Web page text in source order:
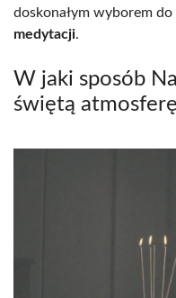
doskonałym wyborem
medytacji.
W jaki sposób
świętą